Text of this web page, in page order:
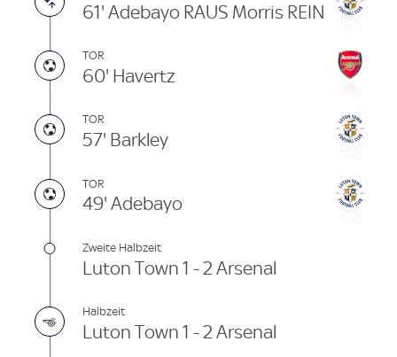
61' Adebayo RAUS Morris REIN
TOR
60' Havertz
TOR
57' Barkley
TOR
49' Adebayo
Zweite Halbzeit
Luton Town 1 - 2 Arsenal
Halbzeit
Luton Town 1 - 2 Arsenal